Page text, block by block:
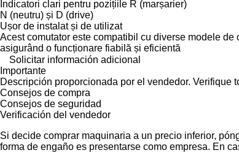
Indicatori clari pentru pozițiile R (marșarier)
N (neutru) și D (drive)
Ușor de instalat și de utilizat
Acest comutator este compatibil cu diverse modele de
asigurând o funcționare fiabilă și eficientă
Solicitar información adicional
Importante
Descripción proporcionada por el vendedor. Verifique
Consejos de compra
Consejos de seguridad
Verificación del vendedor
Si decide comprar maquinaria a un precio inferior,
forma de engaño es presentarse como empresa. En